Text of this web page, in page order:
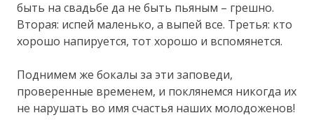
быть на свадьбе да не быть пьяным – грешно.
Вторая: испей маленько, а выпей все. Третья: кто
хорошо напируется, тот хорошо и вспомянется.
Поднимем же бокалы за эти заповеди,
проверенные временем, и поклянемся никогда их
не нарушать во имя счастья наших молодоженов!